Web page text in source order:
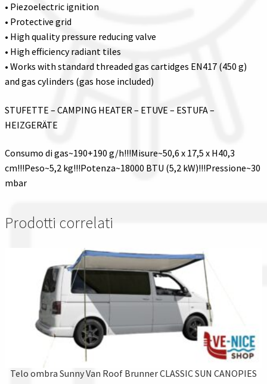
• Piezoelectric ignition
• Protective grid
• High quality pressure reducing valve
• High efficiency radiant tiles
• Works with standard threaded gas cartidges EN417 (450 g)
and gas cylinders (gas hose included)
STUFETTE – CAMPING HEATER – ETUVE – ESTUFA –
HEIZGERÄTE
Consumo di gas~190+190 g/h!!!Misure~50,6 x 17,5 x H40,3
cm!!!Peso~5,2 kg!!!Potenza~18000 BTU (5,2 kW)!!!Pressione~30
mbar
Prodotti correlati
Telo ombra Sunny Van Roof Brunner CLASSIC SUN CANOPIES